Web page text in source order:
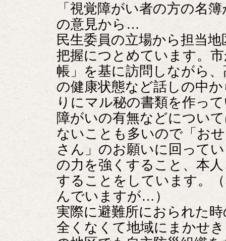
「視覚障がい者の方の名
の意見から…
民生委員の立場から担当
把握につとめています。
帳」を基に訪問しながら
の健康状態など話しの中
りにマル秘の書類を作っ
障がいの有無などについ
ないことも多いので「お
さん」のお願いに回って
の力を強くすること、本
することをしています。
んでいますが…）
実際に避難所におられた
全くなくて地域にまかせ